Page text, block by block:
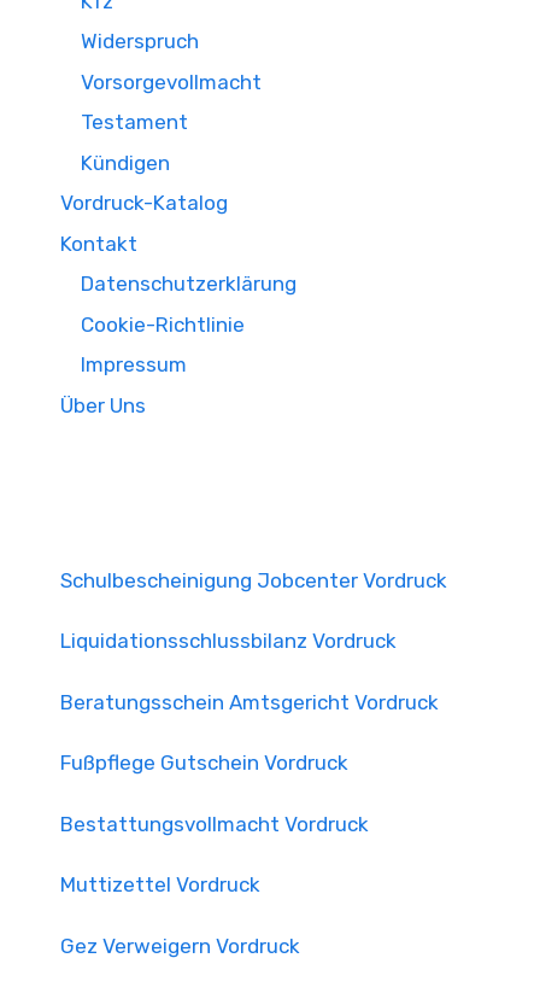
Widerspruch
Vorsorgevollmacht
Testament
Kündigen
Vordruck-Katalog
Kontakt
Datenschutzerklärung
Cookie-Richtlinie
Impressum
Über Uns
Schulbescheinigung Jobcenter Vordruck
Liquidationsschlussbilanz Vordruck
Beratungsschein Amtsgericht Vordruck
Fußpflege Gutschein Vordruck
Bestattungsvollmacht Vordruck
Muttizettel Vordruck
Gez Verweigern Vordruck